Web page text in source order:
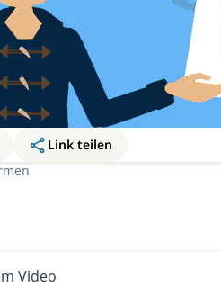
Link teilen
Video